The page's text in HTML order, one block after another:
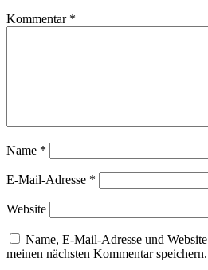
Kommentar *
Name *
E-Mail-Adresse *
Website
Name, E-Mail-Adresse und
meinen nächsten Kommentar speichern.